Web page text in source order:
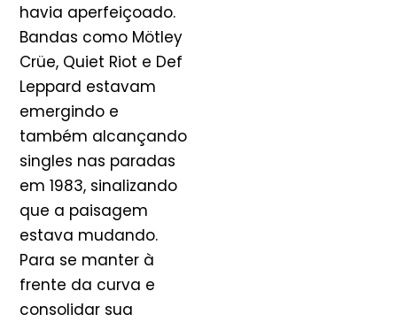
havia aperfeiçoado.
Bandas como Mötley
Crüe, Quiet Riot e Def
Leppard estavam
emergindo e
também alcançando
singles nas paradas
em 1983, sinalizando
que a paisagem
estava mudando.
Para se manter à
frente da curva e
consolidar sua